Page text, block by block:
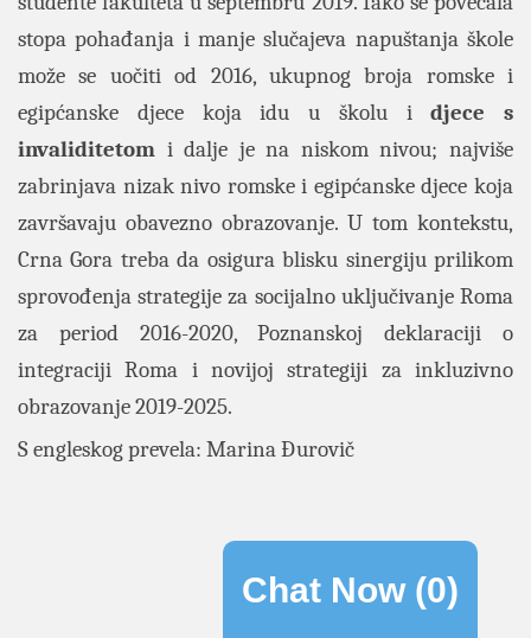
stopa pohađanja i manje slučajeva napuštanja škole
može se uočiti od 2016, ukupnog broja romske i
egipćanske djece koja idu u školu idjece s
invaliditetom i dalje je na niskom nivou; najviše
zabrinjava nizak nivo romske i egipćanske djece koja
završavaju obavezno obrazovanje. U tom kontekstu,
Crna Gora treba da osigura blisku sinergiju prilikom
sprovođenja strategije za socijalno uključivanje Roma
za period 2016-2020, Poznanskoj deklaraciji o
integraciji Roma i novijoj strategiji za inkluzivno
obrazovanje 2019-2025.
S engleskog prevela: Marina Đurovič
Chat Now (0)